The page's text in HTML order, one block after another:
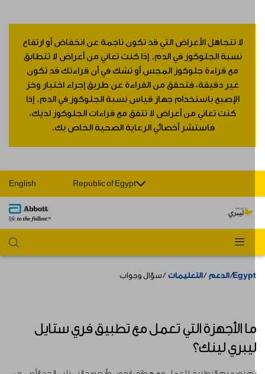
لا تتجاهل الأعراض التي قد تكون ناجمة عن انخفاض أو ارتفاع
نسبة الجلوكوز في الدم. إذا كنت تعاني من أعراض لا تتطابق
مع قراءة جلوكوز المجس أو تشك في أن قراءتك قد تكون
غير دقيقة، فتحقق من القراءة عن طريق إجراء اختبار وخز
الإصبع باستخدام جهاز قياس نسبة الجلوكوز في الدم. إذا
كنت تعاني من أعراض لا تتفق مع قراءات الجلوكوز لديك،
فاستشر أخصائي الرعاية الصحية الخاص بك.
Republic of Egypt
English
الدعم التعليمات سؤال وجواب
الأجهزة التي تعمل مع تطبيق فري ستايل
لينك؟